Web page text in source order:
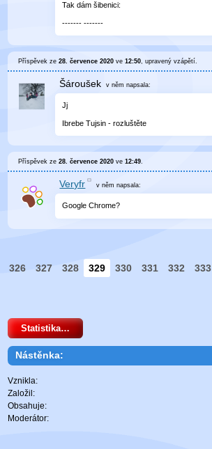
Tak dám šibenici:
------- -------
Příspěvek ze28. července 2020 ve12:50 , upravenývzápětí
Šároušek v něm napsala:
Jj
Ibrebe Tujsin - rozluštěte
Příspěvek ze28. července 2020 ve12:49
Veryfr v němnapsala:
Google Chrome?
326 327 328 329 330 331 332 333
Statistika…
Nástěnka:
Vznikla:
Založil:
Obsahuje:
Moderátor: